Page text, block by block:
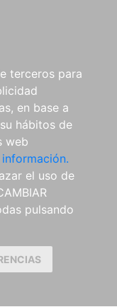
terceros para
en base a
hábitos de
web
el uso de
pulsando